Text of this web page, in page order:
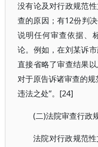
没有论及对行政规范
查的原因；有12份判
说明任何审查依据、
论。例如，在刘某诉
直接省略了审查结果
对于原告诉诸审查的
违法之处”。[24]
(二)法院审查行政
法院对行政规范